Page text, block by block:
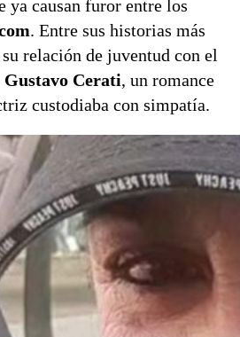
ya causan furor entre los
. Entre sus historias más
relación de juventud con el
Gustavo Cerati, un romance
custodiaba con simpatía.